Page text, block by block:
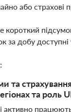
або страхові
за добу доступні
та
та роль
активно